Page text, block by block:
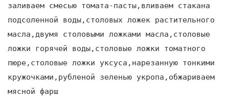
заливаем смесью томата-пасты,вливаем стакана
подсоленной воды,столовых ложек растительного
масла,двумя столовыми ложками масла,столовые
ложки горячей воды,столовые ложки томатного
пюре,столовые ложки уксуса,нарезанную тонкими
кружочками,рубленой зеленью укропа,обжариваем
мясной фарш